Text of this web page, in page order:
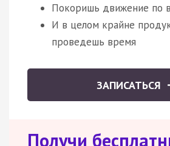
Покоришь движение по
И в целом крайне
проведешь время
ЗАПИСАТЬСЯ
Получи